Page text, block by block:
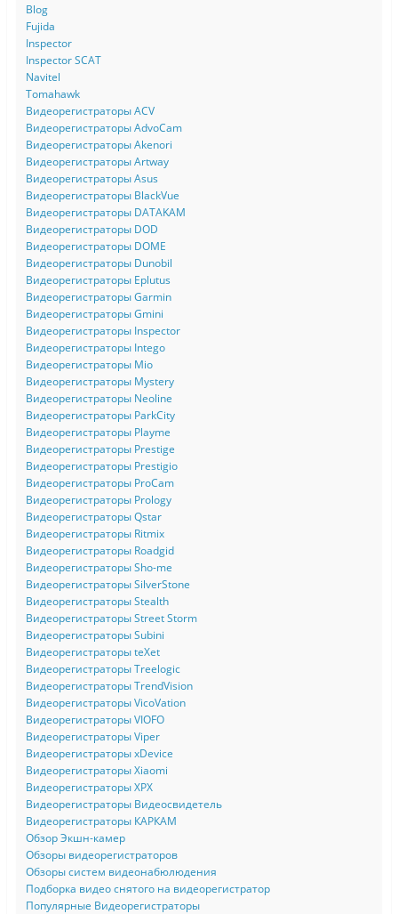
Blog
Fujida
Inspector
Inspector SCAT
Navitel
Tomahawk
Видеорегистраторы ACV
Видеорегистраторы AdvoCam
Видеорегистраторы Akenori
Видеорегистраторы Artway
Видеорегистраторы Asus
Видеорегистраторы BlackVue
Видеорегистраторы DATAKAM
Видеорегистраторы DOD
Видеорегистраторы DOME
Видеорегистраторы Dunobil
Видеорегистраторы Eplutus
Видеорегистраторы Garmin
Видеорегистраторы Gmini
Видеорегистраторы Inspector
Видеорегистраторы Intego
Видеорегистраторы Mio
Видеорегистраторы Mystery
Видеорегистраторы Neoline
Видеорегистраторы ParkCity
Видеорегистраторы Playme
Видеорегистраторы Prestige
Видеорегистраторы Prestigio
Видеорегистраторы ProCam
Видеорегистраторы Prology
Видеорегистраторы Qstar
Видеорегистраторы Ritmix
Видеорегистраторы Roadgid
Видеорегистраторы Sho-me
Видеорегистраторы SilverStone
Видеорегистраторы Stealth
Видеорегистраторы Street Storm
Видеорегистраторы Subini
Видеорегистраторы teXet
Видеорегистраторы Treelogic
Видеорегистраторы TrendVision
Видеорегистраторы VicoVation
Видеорегистраторы VIOFO
Видеорегистраторы Viper
Видеорегистраторы xDevice
Видеорегистраторы Xiaomi
Видеорегистраторы XPX
Видеорегистраторы Видеосвидетель
Видеорегистраторы КАРКАМ
Обзор Экшн-камер
Обзоры видеорегистраторов
Обзоры систем видеонабюлюдения
Подборка видео снятого на видеорегистратор
Популярные Видеорегистраторы